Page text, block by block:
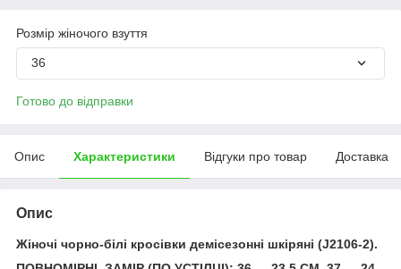
Розмір жіночого взуття
36
Готово до відправки
Опис Характеристики Відгуки про товар Доставка
Опис
Жіночі чорно-білі кросівки демісезонні шкіряні (J2106-2).